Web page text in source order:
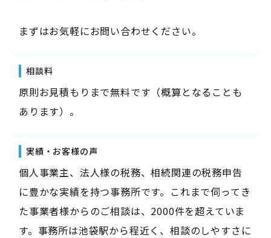
まずはお気軽にお問い合わせください。
相談料
原則お見積もりまで無料です（概算となることも
あります）。
実績・お客様の声
個人事業主、法人様の税務、相続関連の税務申告
に豊かな実績を持つ事務所です。これまで伺ってき
た事業者様からのご相談は、2000件を超えていま
す。事務所は池袋駅から程近く、相談のしやすさに